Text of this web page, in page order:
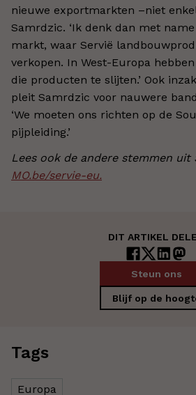
nieuwe exportmarkten –niet enkel
Samrdzic. ‘Ik denk dan met
markt, waar Servië
verkopen. In West-Europa
die producten te slijten.’ Ook
pleit Samrdzic voor nauwere
‘We moeten ons richten op de
pijpleiding.’
Lees ook de andere stemmen uit
MO.be/servie-eu.
DIT ARTIKEL
Steun ons
Blijf op de
Tags
Europa